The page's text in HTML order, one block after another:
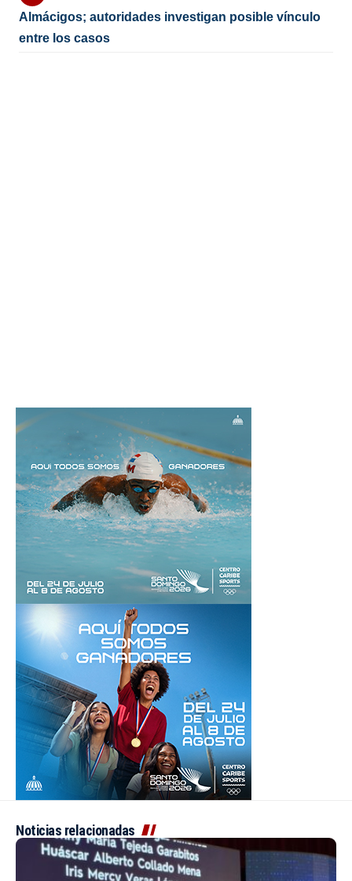
Almácigos; autoridades investigan posible vínculo
entre los casos
Noticias relacionadas